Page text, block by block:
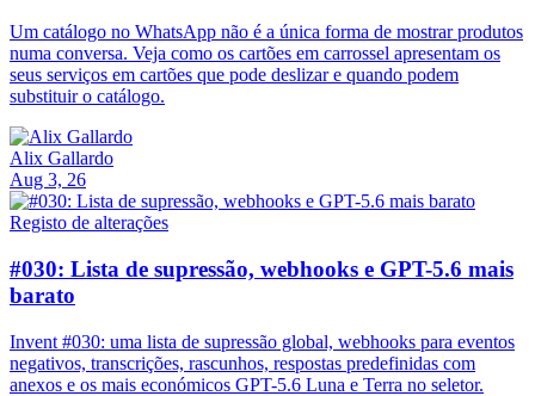
Um catálogo no WhatsApp não é a única forma de mostrar produtos
numa conversa. Veja como os cartões em carrossel apresentam os
seus serviços em cartões que pode deslizar e quando podem
substituir o catálogo.
Alix Gallardo
Aug 3, 26
Registo de alterações
#030: Lista de supressão, webhooks e GPT-5.6 mais
barato
Invent #030: uma lista de supressão global, webhooks para eventos
negativos, transcrições, rascunhos, respostas predefinidas com
anexos e os mais económicos GPT-5.6 Luna e Terra no seletor.